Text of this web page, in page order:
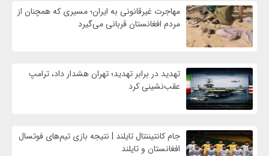
مهاجرت غیرقانونی به ایران؛ مسیری که همچنان از
مردم افغانستان قربانی می‌گیرد
تهدید در برابر تهدید؛ تهران هشدار داد، ترامپ
عقب‌نشینی کرد
جام کانتیننتال تایلند | نتیجه بازی تیم‌های فوتسال
افغانستان و تایلند